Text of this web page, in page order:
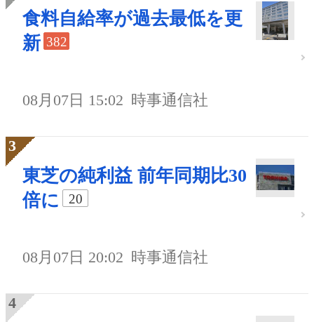
食料自給率が過去最低を更
新 382
08月07日 15:02 時事通信社
東芝の純利益 前年同期比30
倍に
20
08月07日 20:02 時事通信社